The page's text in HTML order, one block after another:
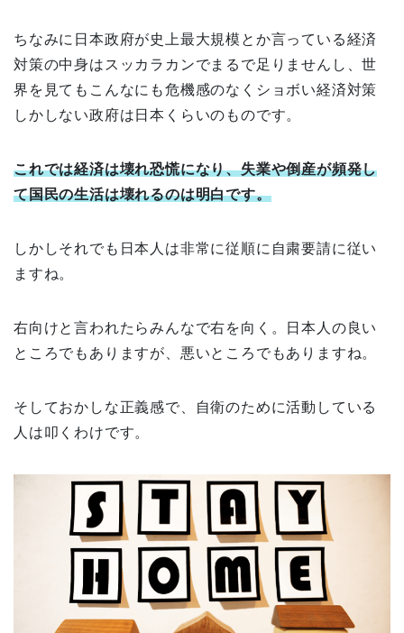
ちなみに日本政府が史上最大規模とか言っている経済
対策の中身はスッカラカンでまるで足りませんし、世
界を見てもこんなにも危機感のなくショボい経済対策
しかしない政府は日本くらいのものです。
これでは経済は壊れ恐慌になり、失業や倒産が頻発し
て国民の生活は壊れるのは明白です。
しかしそれでも日本人は非常に従順に自粛要請に従い
ますね。
右向けと言われたらみんなで右を向く。日本人の良い
ところでもありますが、悪いところでもありますね。
そしておかしな正義感で、自衛のために活動している
人は叩くわけです。